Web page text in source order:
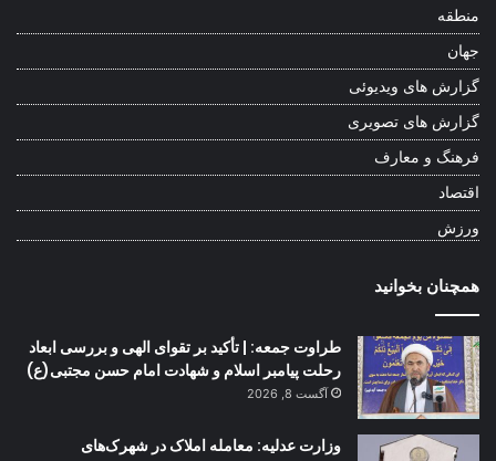
منطقه
جهان
گزارش های ویدیوئی
گزارش های تصویری
فرهنگ و معارف
اقتصاد
ورزش
همچنان بخوانید
طراوت جمعه: | تأکید بر تقوای الهی و بررسی ابعاد
رحلت پیامبر اسلام و شهادت امام حسن مجتبی(ع)
آگست 8, 2026
وزارت عدلیه: معامله املاک در شهرک‌های